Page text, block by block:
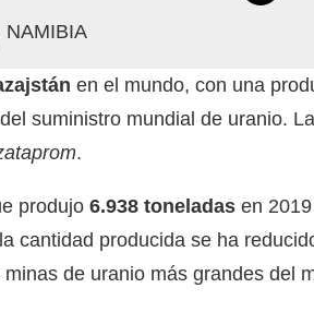
NAMIBIA
en el mundo, con una
suministro mundial de uranio.
.
produjo 6.938 toneladas en
cantidad producida se ha
de uranio más grandes del